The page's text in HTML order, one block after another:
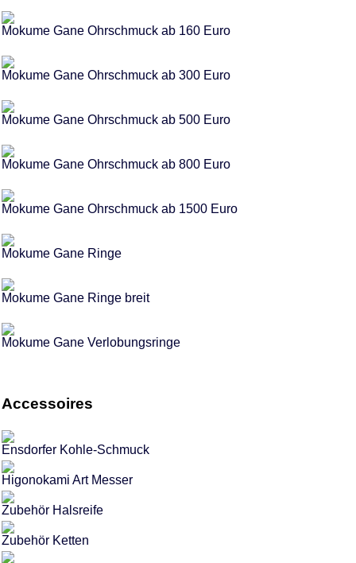
Mokume Gane Ohrschmuck ab 160 Euro
Mokume Gane Ohrschmuck ab 300 Euro
Mokume Gane Ohrschmuck ab 500 Euro
Mokume Gane Ohrschmuck ab 800 Euro
Mokume Gane Ohrschmuck ab 1500 Euro
Mokume Gane Ringe
Mokume Gane Ringe breit
Mokume Gane Verlobungsringe
Accessoires
Ensdorfer Kohle-Schmuck
Higonokami Art Messer
Zubehör Halsreife
Zubehör Ketten